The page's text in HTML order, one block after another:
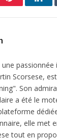
Pinterest
une
Scorsese,
Son
a été le
elle met
tout en